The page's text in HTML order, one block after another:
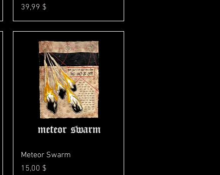
Τιμή
39,99 $
Γρήγορη προβολή
Meteor Swarm
Τιμή
15,00 $